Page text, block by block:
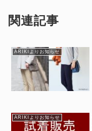
関連記事
ARIKIよりお知らせ
ARIKIよりお知らせ